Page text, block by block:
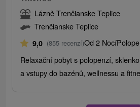
Lázně Trenčianske Teplice
Trenčianske Teplice
9,0 (855 recenzí)Od 2 Nocí
Relaxační pobyt s polopenzí,
a vstupy do bazénů, wellnessu a